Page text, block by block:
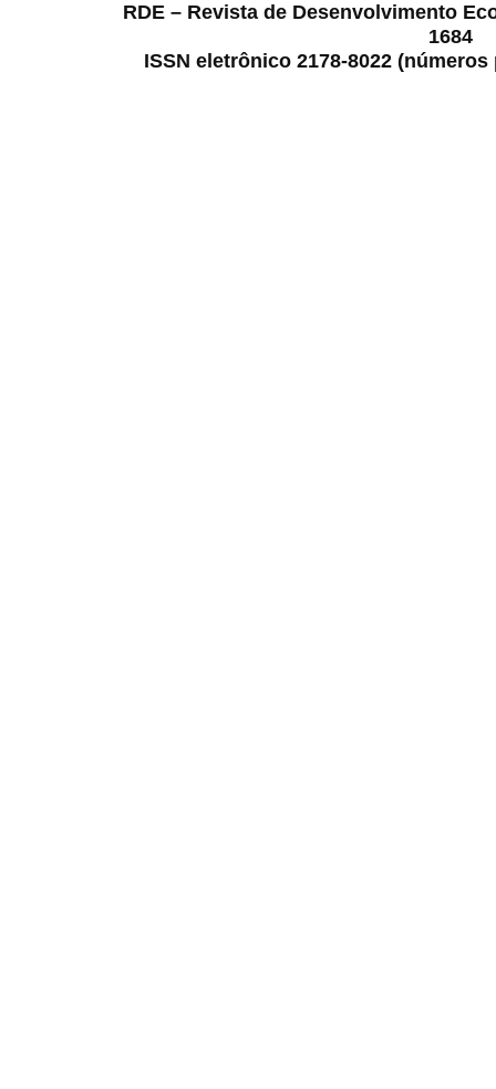
RDE – Revista de Desenvolvimento
1684
ISSN eletrônico 2178-8022